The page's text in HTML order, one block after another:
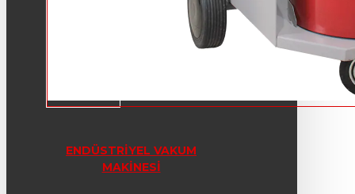
ENDÜSTRIYEL VAKUM
MAKINESI